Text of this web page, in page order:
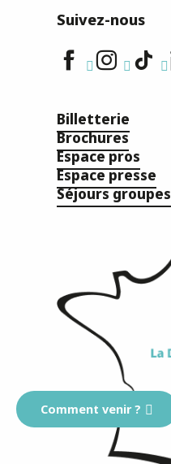
Suivez-nous
Billetterie
Brochures
Espace pros
Espace presse
Séjours groupes
Comment venir ?